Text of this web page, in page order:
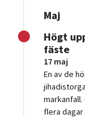
Maj
Högt
fäste
17 maj
En av de
flera dagar